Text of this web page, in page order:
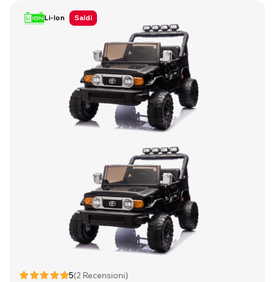
Li-Ion Saldi
5(2 Recensioni)